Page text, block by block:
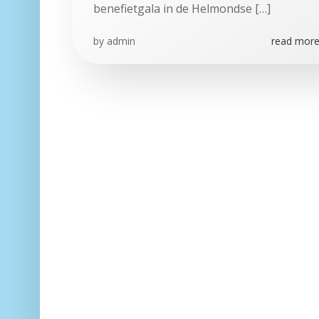
benefietgala in de Helmondse […]
by admin read